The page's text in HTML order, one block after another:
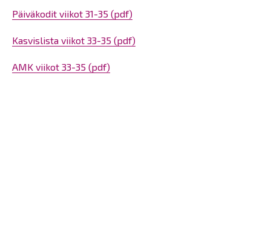
Päiväkodit viikot 31-35 (pdf)
Kasvislista viikot 33-35 (pdf)
AMK viikot 33-35 (pdf)